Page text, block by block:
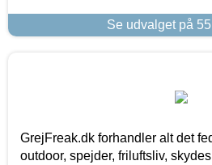
Se udvalget på
GrejFreak.dk forhandler alt det
outdoor, spejder, friluftsliv,